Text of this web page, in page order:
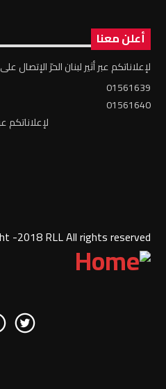
أعلن معنا
لإعلاناتكم عبر أثير لبنان الحرّ الإتصال
01561639
01561640
لإعلاناتكم
-2018 RLL All rights reserved